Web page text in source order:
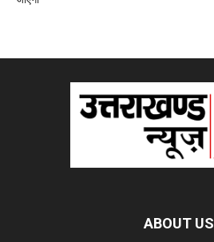
ABOUT US